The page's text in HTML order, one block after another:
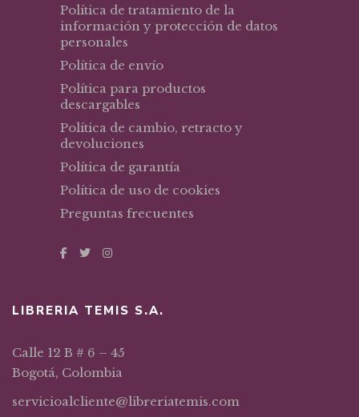
Política de tratamiento de la
información y protección de datos
personales
Política de envío
Política para productos
descargables
Política de cambio, retracto y
devoluciones
Política de garantía
Política de uso de cookies
Preguntas frecuentes
LIBRERIA TEMIS S.A.
Calle 12 B # 6 – 45
Bogotá, Colombia
servicioalcliente@libreriatemis.com